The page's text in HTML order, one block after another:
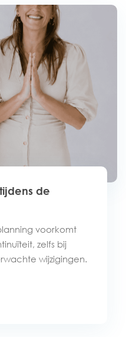
de
voorkomt
zelfs bij
wijzigingen.